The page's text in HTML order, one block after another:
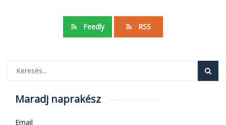
Feedly RSS
Maradj naprakész
Email